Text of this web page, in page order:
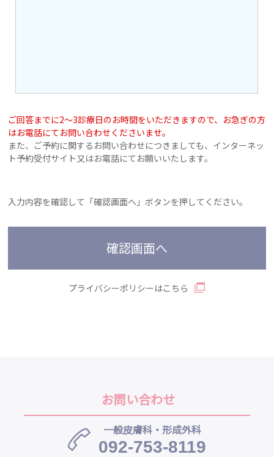
ご回答までに2～3診療日のお時間をいただきますので、お急ぎの方
はお電話にてお問い合わせくださいませ。
また、ご予約に関するお問い合わせにつきましても、インターネッ
ト予約受付サイト又はお電話にてお願いいたします。
入力内容を確認して「確認画面へ」ボタンを押してください。
プライバシーポリシーはこちら
お問い合わせ
一般皮膚科・形成外科
092-753-8119